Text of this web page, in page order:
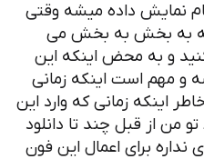
نمایش داده میشه وقتی
به بخش به بخش می
و به محض اینکه این
و مهم است اینکه زمانی
اینکه زمانی که وارد این
من از قبل چند تا دانلود
نداره برای اعمال این فون